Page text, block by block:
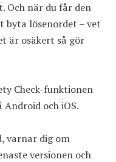
Och när du får den
byta lösenordet – vet
är osäkert så gör
Check-funktionen
och iOS.
varnar dig om
versionen och